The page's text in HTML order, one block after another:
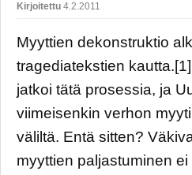
Kirjoitettu 4.2.2011
Myyttien dekonstruktio
tragediatekstien
jatkoi tätä prosessia, ja
viimeisenkin verhon
väliltä. Entä sitten?
myyttien paljastuminen